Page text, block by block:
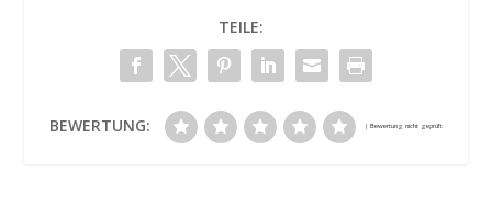
TEILE:
BEWERTUNG: